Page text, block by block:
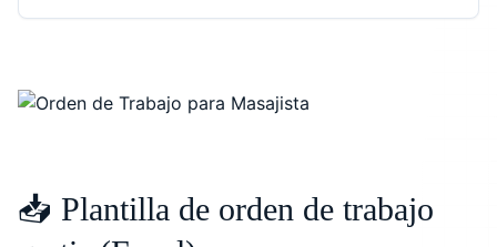
📥 Plantilla de orden de trabajo